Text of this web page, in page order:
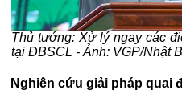
Thủ tướng: Xử lý ngay các
tại ĐBSCL - Ảnh: VGP/Nhật
Nghiên cứu giải pháp quai